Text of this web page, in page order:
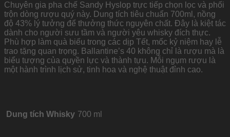
Chuyên gia pha chế Sandy Hyslop trực tiếp chọn lọc và phối
trộn dòng rượu quý này. Dung tích tiêu chuẩn 700ml, nồng
độ 43% lý tưởng để thưởng thức nguyên chất. Đây là kiệt tác
dành cho người sưu tầm và người yêu whisky đích thực.
Phù hợp làm quà biếu trong các dịp Tết, mốc kỷ niệm hay lễ
trao tặng quan trọng. Ballantine’s 40 không chỉ là rượu mà là
biểu tượng của quyền lực và thành tựu. Mỗi ngụm rượu là
một hành trình lịch sử, tinh hoa và nghệ thuật đỉnh cao.
Dung tích Whisky 700 ml